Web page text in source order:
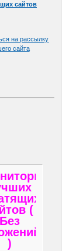
сайтов
на рассылку
сайта
(
Без
)